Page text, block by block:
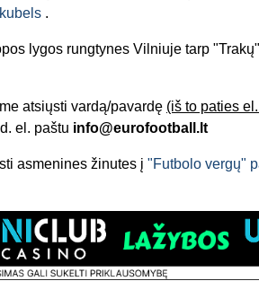
.
lygos rungtynes Vilniuje tarp
atsiųsti vardą/pavardę (iš to paties
el. paštu info@eurofootball.lt
asmenines žinutes į "Futbolo vergų"